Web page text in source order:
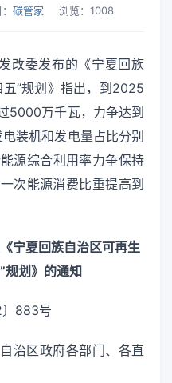
碳管家 浏览： 1008
改委发布的《宁夏回族
”规划》指出，到2025
5000万千瓦，力争达到
装机和发电量占比分别
源综合利用率力争保持
次能源消费比重提高到
宁夏回族自治区可再生
规划》的通知
883号
治区政府各部门、各直